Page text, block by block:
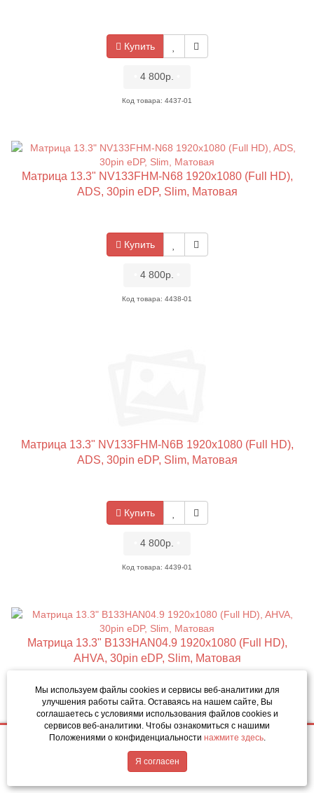
Купить
4 800р.
Код товара: 4437-01
Матрица 13.3" NV133FHM-N68 1920x1080 (Full HD),
ADS, 30pin eDP, Slim, Матовая
Купить
4 800р.
Код товара: 4438-01
Матрица 13.3" NV133FHM-N6B 1920x1080 (Full HD),
ADS, 30pin eDP, Slim, Матовая
Купить
4 800р.
Код товара: 4439-01
Матрица 13.3" B133HAN04.9 1920x1080 (Full HD),
AHVA, 30pin eDP, Slim, Матовая
Купить
•4 800р.•
Код товара: 5028-01
4 800р.
Купить
Обратный звонок
Написать в MAX
Мы используем файлы cookies и сервисы веб-аналитики для
улучшения работы сайта. Оставаясь на нашем сайте, Вы
соглашаетесь с условиями использования файлов cookies и
сервисов веб-аналитики. Чтобы ознакомиться с нашими
Положениями о конфиденциальности нажмите здесь.
Я согласен